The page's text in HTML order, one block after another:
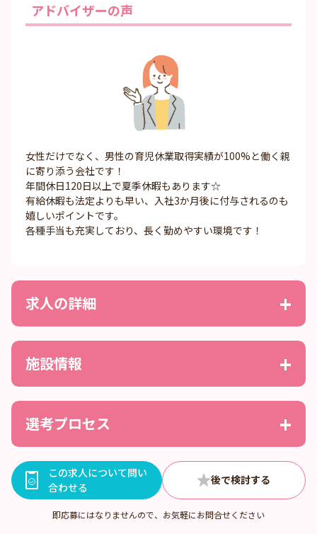
アドバイザーの声
女性だけでなく、男性の育児休業取得実績が100%と働く親
に寄り添う会社です！
年間休日120日以上で夏季休暇もあります☆
有給休暇も法定よりも早い、入社3か月後に付与されるのも
嬉しいポイントです。
各種手当も充実しており、長く勤めやすい環境です！
求人の詳細
施設情報
選考プロセス
この求人について問い
合わせる
即応募にはなりませんので、お気軽にお問合せください